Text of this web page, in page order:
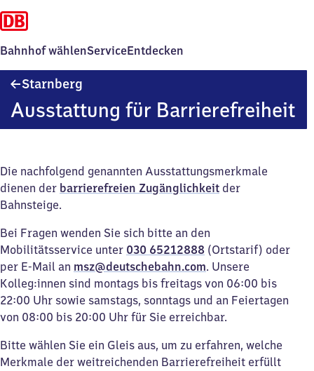
Bahnhof wählenServiceEntdecken
Starnberg
Ausstattung für Barrierefreiheit
Die nachfolgend genannten Ausstattungsmerkmale
dienen der barrierefreien Zugänglichkeit der
Bahnsteige.
Bei Fragen wenden Sie sich bitte an den
Mobilitätsservice unter 030 65212888 (Ortstarif) oder
per E-Mail an msz@deutschebahn.com. Unsere
Kolleg:innen sind montags bis freitags von 06:00 bis
22:00 Uhr sowie samstags, sonntags und an Feiertagen
von 08:00 bis 20:00 Uhr für Sie erreichbar.
Bitte wählen Sie ein Gleis aus, um zu erfahren, welche
Merkmale der weitreichenden Barrierefreiheit erfüllt